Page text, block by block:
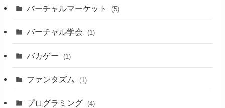
バーチャルマーケット (5)
バーチャル学会 (1)
バカゲー (1)
ファンタズム (1)
プログラミング (4)